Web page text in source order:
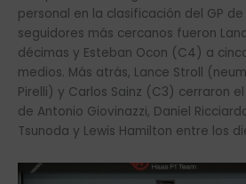
personal en la clasificación del GP de
seguidores más cercanos fueron
décimas y Esteban Ocon (C4) a
medios. Más atrás, Lance Stroll
Pirelli) y Carlos Sainz (C3) cerraron
de Antonio Giovinazzi, Daniel
Tsunoda y Lewis Hamilton entre los